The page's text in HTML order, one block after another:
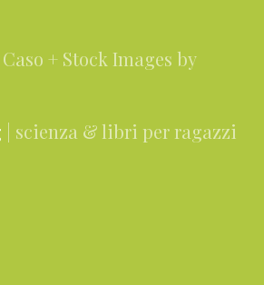
+ Stock Images by
| scienza & libri per ragazzi